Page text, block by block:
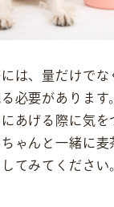
は、量だけでな
必要があります
あげる際に気を
ゃんと一緒に
てみてください。